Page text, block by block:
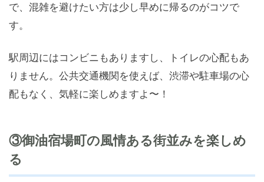
で、混雑を避けたい方は少し早めに帰るのがコツで
す。
駅周辺にはコンビニもありますし、トイレの心配もあ
りません。公共交通機関を使えば、渋滞や駐車場の心
配もなく、気軽に楽しめますよ〜！
③御油宿場町の風情ある街並みを楽しめ
る